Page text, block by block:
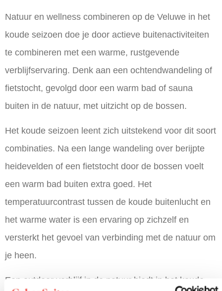
Natuur en wellness combineren op de Veluwe in het
koude seizoen doe je door actieve buitenactiviteiten
te combineren met een warme, rustgevende
verblijfservaring. Denk aan een ochtendwandeling of
fietstocht, gevolgd door een warm bad of sauna
buiten in de natuur, met uitzicht op de bossen.
Het koude seizoen leent zich uitstekend voor dit soort
combinaties. Na een lange wandeling over berijpte
heidevelden of een fietstocht door de bossen voelt
een warm bad buiten extra goed. Het
temperatuurcontrast tussen de koude buitenlucht en
het warme water is een ervaring op zichzelf en
versterkt het gevoel van verbinding met de natuur om
je heen.
Een outdoor verblijf in de natuur biedt in het koude